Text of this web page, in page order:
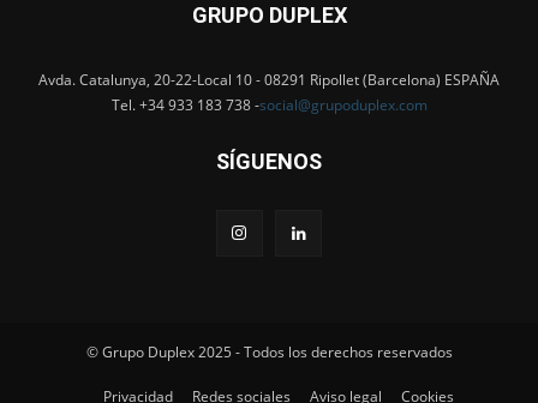
GRUPO DUPLEX
Avda. Catalunya, 20-22-Local 10 - 08291 Ripollet (Barcelona) ESPAÑA
Tel. +34 933 183 738 -social@grupoduplex.com
SÍGUENOS
© Grupo Duplex 2025 - Todos los derechos reservados
Privacidad Redes sociales Aviso legal Cookies